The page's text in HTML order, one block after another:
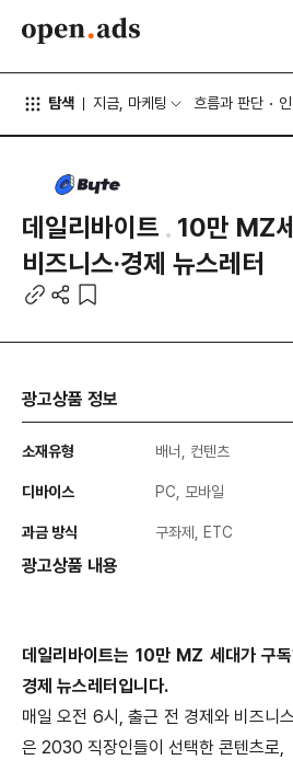
탐색 지금, 마케팅 흐름과 판단
데일리바이트
10만 MZ
비즈니스·경제 뉴스레터
광고상품 정보
소재유형 배너, 컨텐츠
디바이스 PC, 모바일
과금 방식 구좌제, ETC
광고상품 내용
데일리바이트는 10만 MZ 세대가 구
경제 뉴스레터입니다.
매일 오전 6시, 출근 전 경제와 비즈니
은 2030 직장인들이 선택한 콘텐츠로,